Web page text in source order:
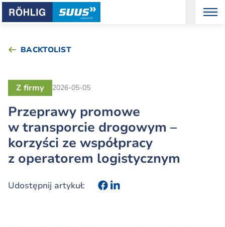
BACKTOLIST
Przeprawy promowe
w transporcie drogowym –
korzyści ze współpracy
z operatorem logistycznym
Z firmy 2026-05-05
Udostępnij artykuł: